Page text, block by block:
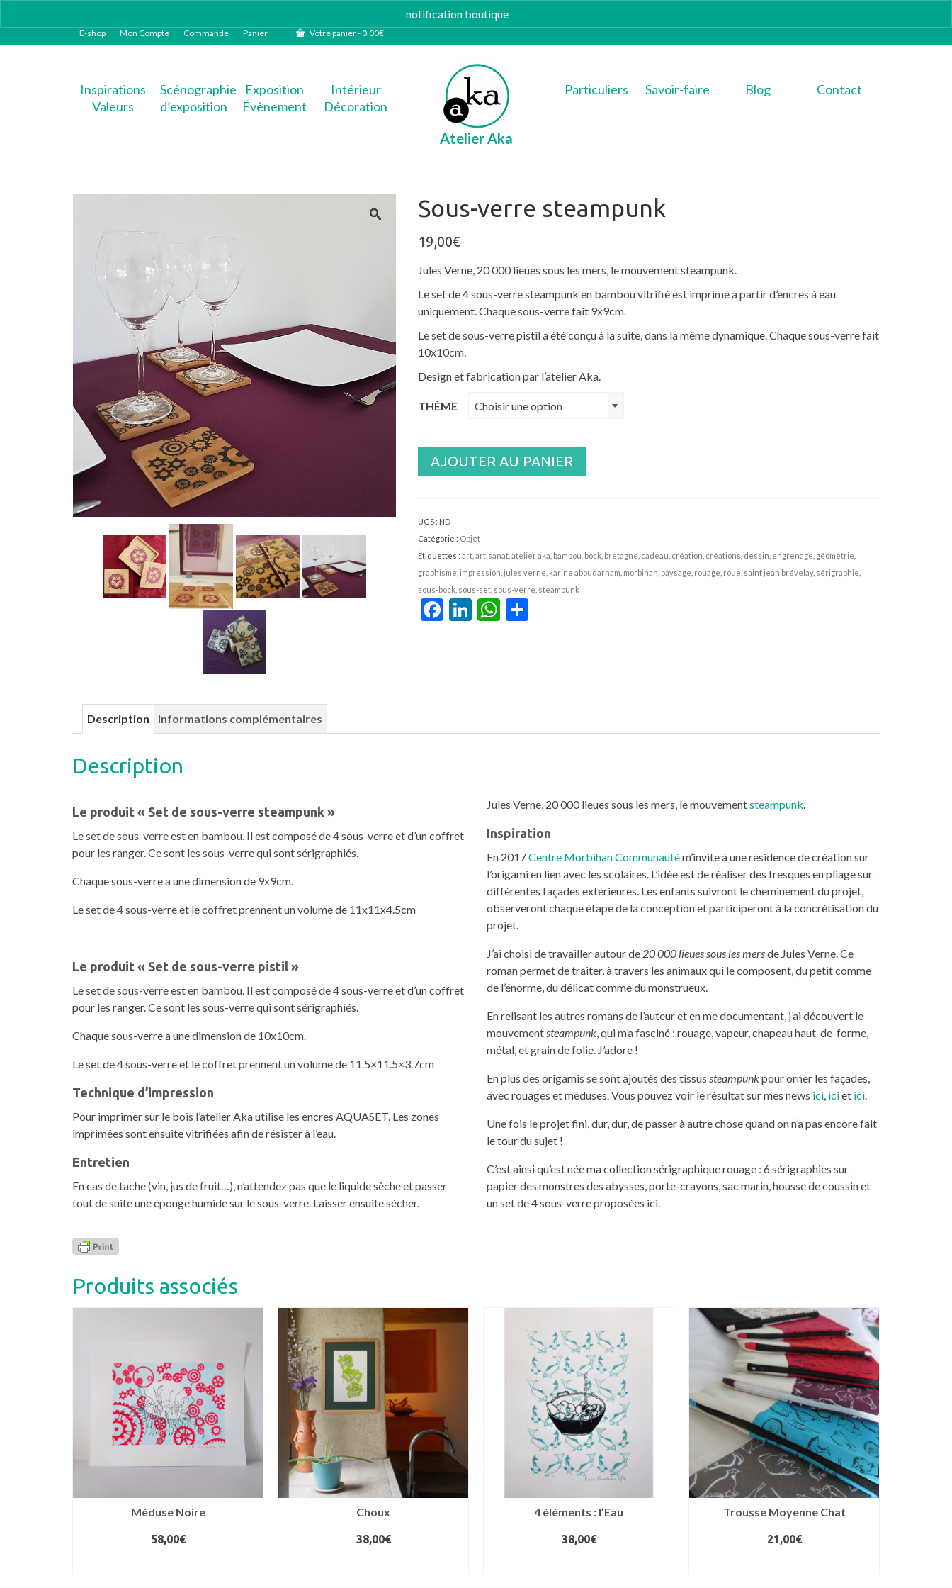
notification boutique
E-shop Mon Compte Commande Panier Votre panier-0,00€
Inspirations
Valeurs
Scénographie
d’exposition
Exposition
Évènement
Intérieur
Décoration
Atelier Aka
Particuliers Savoir-faire Blog Contact
Sous-verre steampunk
19,00€
Jules Verne, 20 000 lieues sous les mers, le mouvement steampunk.
Le set de 4 sous-verre steampunk en bambou vitrifié est imprimé à partir d’encres à eau
uniquement. Chaque sous-verre fait 9x9cm.
Le set de sous-verre pistil a été conçu à la suite, dans la même dynamique. Chaque sous-verre fait
10x10cm.
Design et fabrication par l’atelier Aka.
THÈME Choisir une option
AJOUTER AU PANIER
UGS : ND
Catégorie : Objet
Étiquettes : art, artisanat, atelier aka bambou bock bretagne cadeau création créations dessin engrenage géométrie
graphisme impression jules verne karine aboudarham morbihan paysage rouage roue saint jean brévelay, sérigraphie
sous-bock sous-set, sous-verre steampunk
Facebook
LinkedIn
WhatsApp
Partager
Description Informations complémentaires
Description
Le produit « Set de sous-verre steampunk »
Le set de sous-verre est en bambou. Il est composé de 4 sous-verre et d’un coffret
pour les ranger. Ce sont les sous-verre qui sont sérigraphiés.
Chaque sous-verre a une dimension de 9x9cm.
Le set de 4 sous-verre et le coffret prennent un volume de 11x11x4.5cm
Le produit « Set de sous-verre pistil »
Le set de sous-verre est en bambou. Il est composé de 4 sous-verre et d’un coffret
pour les ranger. Ce sont les sous-verre qui sont sérigraphiés.
Chaque sous-verre a une dimension de 10x10cm.
Le set de 4 sous-verre et le coffret prennent un volume de 11.5×11.5×3.7cm
Technique d’impression
Pour imprimer sur le bois l’atelier Aka utilise les encres AQUASET. Les zones
imprimées sont ensuite vitrifiées afin de résister à l’eau.
Entretien
En cas de tache (vin, jus de fruit…), n’attendez pas que le liquide sèche et passer
tout de suite une éponge humide sur le sous-verre. Laisser ensuite sécher.
Jules Verne, 20 000 lieues sous les mers, le mouvementsteampunk
Inspiration
En 2017Centre Morbihan Communautém’invite à une résidence de création sur
l’origami en lien avec les scolaires. L’idée est de réaliser des fresques en pliage sur
différentes façades extérieures. Les enfants suivront le cheminement du projet,
observeront chaque étape de la conception et participeront à la concrétisation du
projet.
J’ai choisi de travailler autour de 20 000 lieues sous les mersde Jules Verne. Ce
roman permet de traiter, à travers les animaux qui le composent, du petit comme
de l’énorme, du délicat comme du monstrueux.
En relisant les autres romans de l’auteur et en me documentant, j’ai découvert le
mouvement steampunk , qui m’a fasciné : rouage, vapeur, chapeau haut-de-forme,
métal, et grain de folie. J’adore !
En plus des origamis se sont ajoutés des tissus steampunkpour orner les façades,
avec rouages et méduses. Vous pouvez voir le résultat sur mes news ici iciet ici
Une fois le projet fini, dur, dur, de passer à autre chose quand on n’a pas encore fait
le tour du sujet !
C’est ainsi qu’est née ma collection sérigraphique rouage : 6 sérigraphies sur
papier des monstres des abysses, porte-crayons, sac marin, housse de coussin et
un set de 4 sous-verre proposées ici.
Produits associés
Méduse Noire
58,00€
Choux
38,00€
4 éléments : l’Eau
38,00€
Trousse Moyenne Chat
21,00€